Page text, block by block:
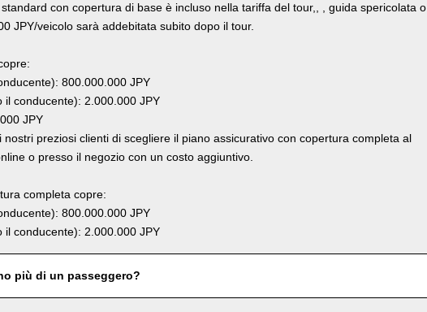
con copertura di base è incluso nella tariffa del tour,, , guida spericolata o
JPY/veicolo sarà addebitata subito dopo il tour.
800.000.000 JPY
il conducente): 2.000.000 JPY
JPY
nostri preziosi clienti di scegliere il piano assicurativo con copertura completa al
o presso il negozio con un costo aggiuntivo.
completa copre:
800.000.000 JPY
il conducente): 2.000.000 JPY
più di un passeggero?